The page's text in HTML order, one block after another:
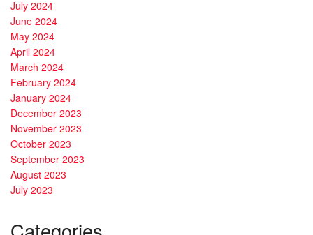
July 2024
June 2024
May 2024
April 2024
March 2024
February 2024
January 2024
December 2023
November 2023
October 2023
September 2023
August 2023
July 2023